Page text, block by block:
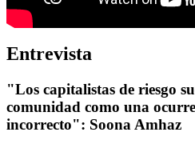
Entrevista
"Los capitalistas de riesgo
comunidad como una
incorrecto": Soona Amhaz